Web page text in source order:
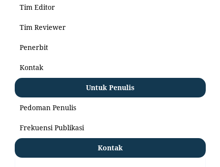
Tim Editor
Tim Reviewer
Penerbit
Kontak
Untuk Penulis
Pedoman Penulis
Frekuensi Publikasi
Kontak